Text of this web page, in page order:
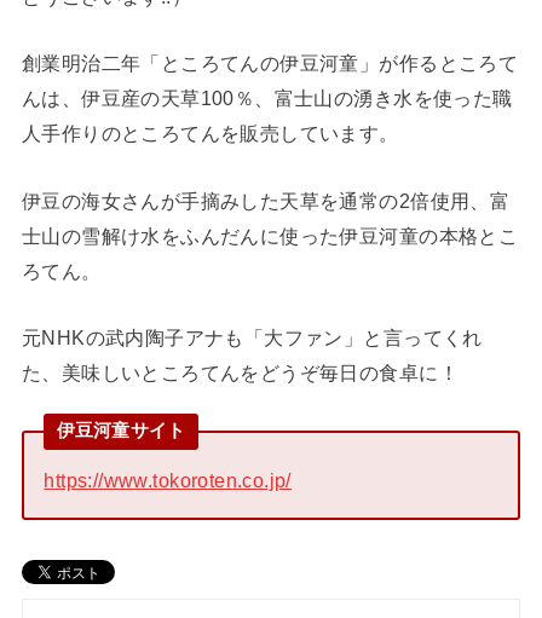
創業明治二年「ところてんの伊豆河童」が作るところて
んは、伊豆産の天草100％、富士山の湧き水を使った職
人手作りのところてんを販売しています。
伊豆の海女さんが手摘みした天草を通常の2倍使用、富
士山の雪解け水をふんだんに使った伊豆河童の本格とこ
ろてん。
元NHKの武内陶子アナも「大ファン」と言ってくれ
た、美味しいところてんをどうぞ毎日の食卓に！
伊豆河童サイト
https://www.tokoroten.co.jp/